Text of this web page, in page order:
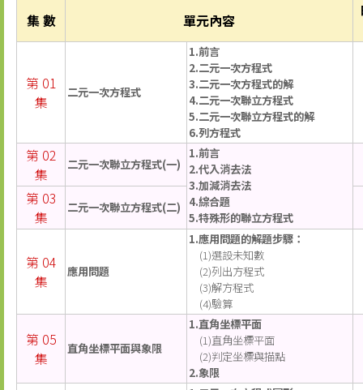
集 數 單元內容
第 01
集
二元一次方程式
1.前言
2.二元一次方程式
3.二元一次方程式的解
4.二元一次聯立方程式
5.二元一次聯立方程式的解
6.列方程式
第 02
集
二元一次聯立方程式(一)
1.前言
2.代入消去法
3.加減消去法
4.綜合題
5.特殊形的聯立方程式
第 03
集
二元一次聯立方程式(二)
第 04
集
應用問題
1.應用問題的解題步驟：
(1)選設未知數
(2)列出方程式
(3)解方程式
(4)驗算
第 05
集
直角坐標平面與象限
1.直角坐標平面
(1)直角坐標平面
(2)判定坐標與描點
2.象限